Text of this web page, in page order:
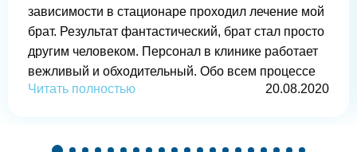
зависимости в стационаре проходил лечение мой
брат. Результат фантастический, брат стал просто
другим человеком. Персонал в клинике работает
вежливый и обходительный. Обо всем процессе
лечения меня информировали. Ценовая политика
Читать полностью 20.08.2020